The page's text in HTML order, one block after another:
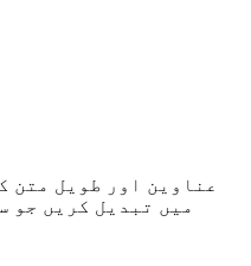
عناوین اور طویل متن